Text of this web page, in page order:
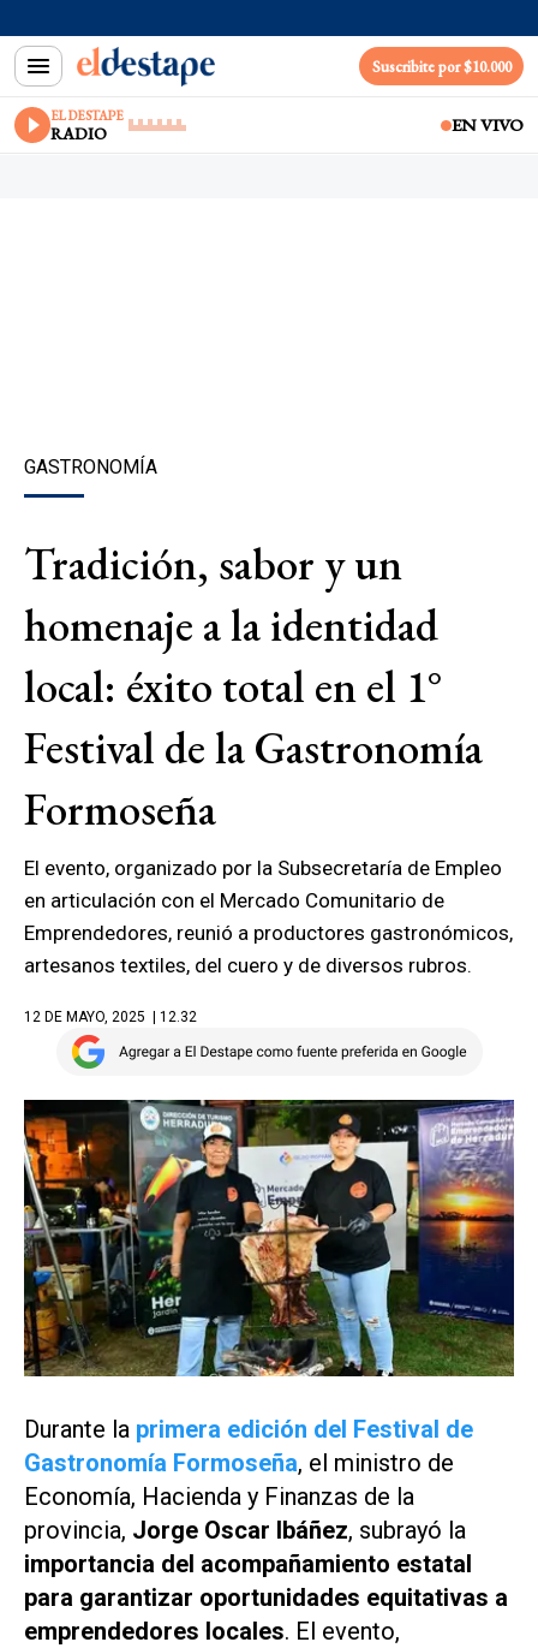
Suscribite por $10.000
EL DESTAPE
RADIO EN VIVO
GASTRONOMÍA
Tradición, sabor y un
homenaje a la identidad
local: éxito total en el 1°
Festival de la Gastronomía
Formoseña
El evento, organizado por la Subsecretaría de Empleo
en articulación con el Mercado Comunitario de
Emprendedores, reunió a productores gastronómicos,
artesanos textiles, del cuero y de diversos rubros.
12 DE MAYO, 2025 | 12.32
Durante la primera edición del Festival de
Gastronomía Formoseña, el ministro de
Economía, Hacienda y Finanzas de la
provincia, Jorge Oscar Ibáñez, subrayó la
importancia del acompañamiento estatal
para garantizar oportunidades equitativas a
emprendedores locales. El evento,